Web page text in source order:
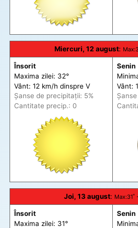
Miercuri, 12 august: Max
Însorit
Maxima zilei: 32°
Vânt: 12 km/h dinspre V
Șanse de precipitații: 5%
Cantitate precip.: 0
Senin
Vânt:
Joi, 13 august: Max:31˚
Însorit
Maxima zilei: 31°
Senin